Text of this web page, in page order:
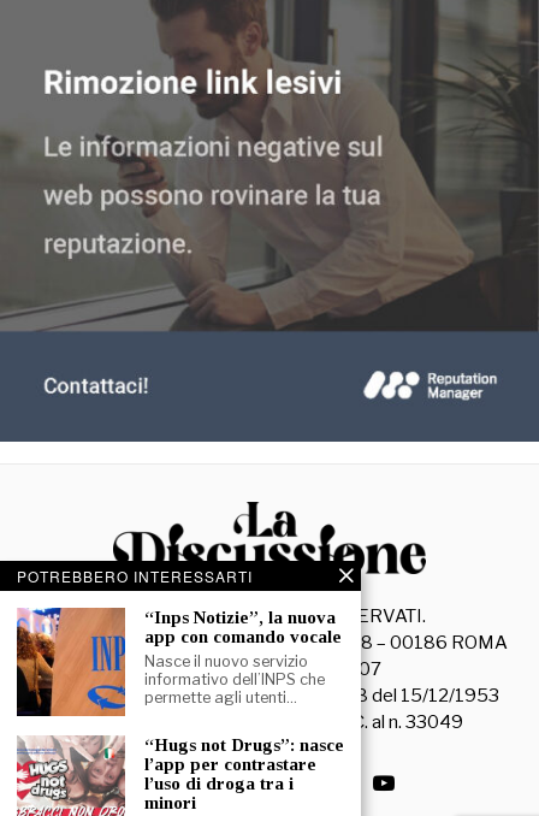
2026- TUTTI I DIRITTI RISERVATI.
La Discussione S.r.l. – Piazza Capranica, 78 – 00186 ROMA
C.F. e P. IVA 15045971007
Registrazione Tribunale di Roma n. 3628 del 15/12/1953
La società editrice è iscritta al R.O.C. al n. 33049
POTREBBERO INTERESSARTI
“Inps Notizie”, la nuova
app con comando vocale
Nasce il nuovo servizio
informativo dell’INPS che
permette agli utenti…
“Hugs not Drugs”: nasce
l’app per contrastare
l’uso di droga tra i
minori